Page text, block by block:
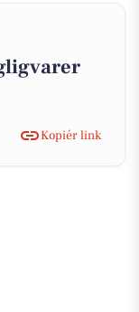
Kopiér link